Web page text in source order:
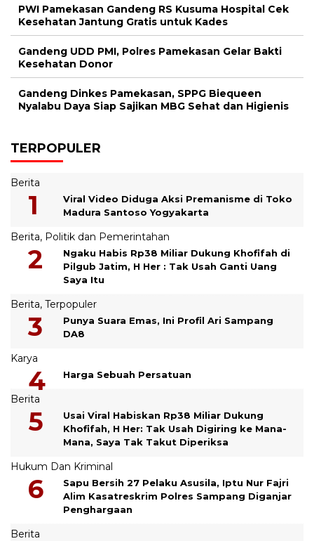
PWI Pamekasan Gandeng RS Kusuma Hospital Cek
Kesehatan Jantung Gratis untuk Kades
Gandeng UDD PMI, Polres Pamekasan Gelar Bakti
Kesehatan Donor
Gandeng Dinkes Pamekasan, SPPG Biequeen
Nyalabu Daya Siap Sajikan MBG Sehat dan Higienis
TERPOPULER
Berita
Viral Video Diduga Aksi Premanisme di Toko
Madura Santoso Yogyakarta
Berita, Politik dan Pemerintahan
Ngaku Habis Rp38 Miliar Dukung Khofifah di
Pilgub Jatim, H Her : Tak Usah Ganti Uang
Saya Itu
Berita, Terpopuler
Punya Suara Emas, Ini Profil Ari Sampang
DA8
Karya
Harga Sebuah Persatuan
Berita
Usai Viral Habiskan Rp38 Miliar Dukung
Khofifah, H Her: Tak Usah Digiring ke Mana-
Mana, Saya Tak Takut Diperiksa
Hukum Dan Kriminal
Sapu Bersih 27 Pelaku Asusila, Iptu Nur Fajri
Alim Kasatreskrim Polres Sampang Diganjar
Penghargaan
Berita